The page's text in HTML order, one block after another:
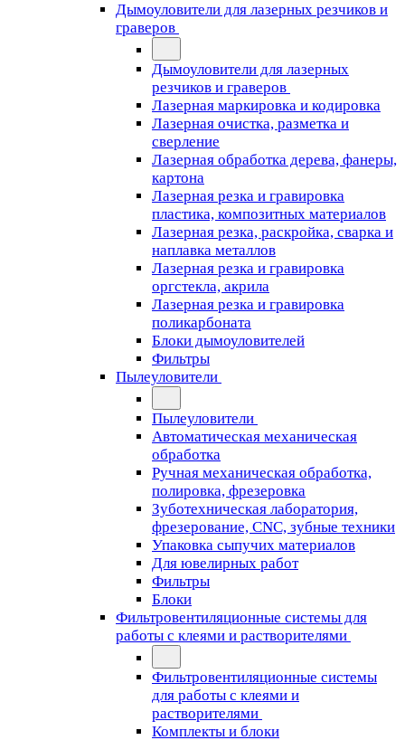
Дымоуловители для лазерных резчиков и
граверов
Дымоуловители для лазерных
резчиков и граверов
Лазерная маркировка и кодировка
Лазерная очистка, разметка и
сверление
Лазерная обработка дерева, фанеры,
картона
Лазерная резка и гравировка
пластика, композитных материалов
Лазерная резка, раскройка, сварка и
наплавка металлов
Лазерная резка и гравировка
оргстекла, акрила
Лазерная резка и гравировка
поликарбоната
Блоки дымоуловителей
Фильтры
Пылеуловители
Пылеуловители
Автоматическая механическая
обработка
Ручная механическая обработка,
полировка, фрезеровка
Зуботехническая лаборатория,
фрезерование, CNC, зубные техники
Упаковка сыпучих материалов
Для ювелирных работ
Фильтры
Блоки
Фильтровентиляционные системы для
работы с клеями и растворителями
Фильтровентиляционные системы
для работы с клеями и
растворителями
Комплекты и блоки